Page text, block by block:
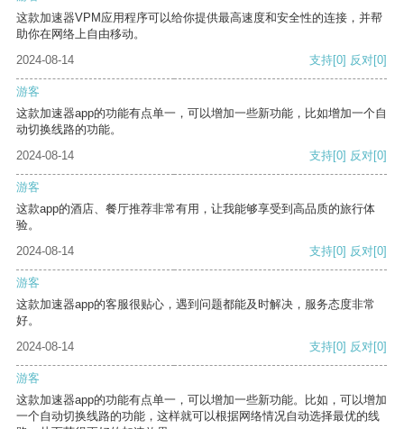
这款加速器VPM应用程序可以给你提供最高速度和安全性的连接，并帮
助你在网络上自由移动。
2024-08-14
支持[0] 反对[0]
游客
这款加速器app的功能有点单一，可以增加一些新功能，比如增加一个自
动切换线路的功能。
2024-08-14
支持[0] 反对[0]
游客
这款app的酒店、餐厅推荐非常有用，让我能够享受到高品质的旅行体
验。
2024-08-14
支持[0] 反对[0]
游客
这款加速器app的客服很贴心，遇到问题都能及时解决，服务态度非常
好。
2024-08-14
支持[0] 反对[0]
游客
这款加速器app的功能有点单一，可以增加一些新功能。比如，可以增加
一个自动切换线路的功能，这样就可以根据网络情况自动选择最优的线